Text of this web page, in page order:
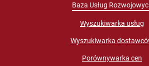
Baza Usług
Wyszukiwarka usług
Wyszukiwarka
Porównywarka cen